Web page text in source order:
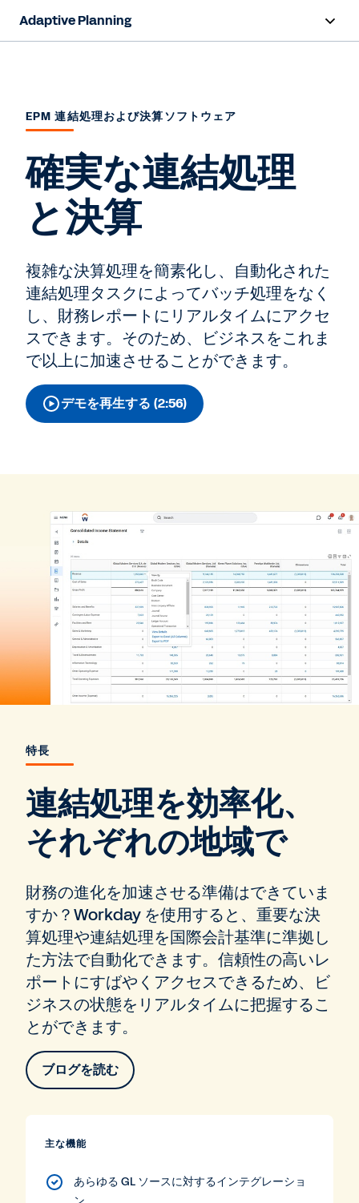
Adaptive Planning
事例
業種
リソース
無料トライアル
EPM 連結処理および決算ソフトウェア
確実な連結処理
と決算
複雑な決算処理を簡素化し、自動化された
連結処理タスクによってバッチ処理をなく
し、財務レポートにリアルタイムにアクセ
スできます。そのため、ビジネスをこれま
で以上に加速させることができます。
デモを再生する (2:56)
特長
連結処理を効率化、
それぞれの地域で
財務の進化を加速させる準備はできていま
すか？Workday を使用すると、重要な決
算処理や連結処理を国際会計基準に準拠し
た方法で自動化できます。信頼性の高いレ
ポートにすばやくアクセスできるため、ビ
ジネスの状態をリアルタイムに把握するこ
とができます。
ブログを読む
主な機能
あらゆる GL ソースに対するインテグレーショ